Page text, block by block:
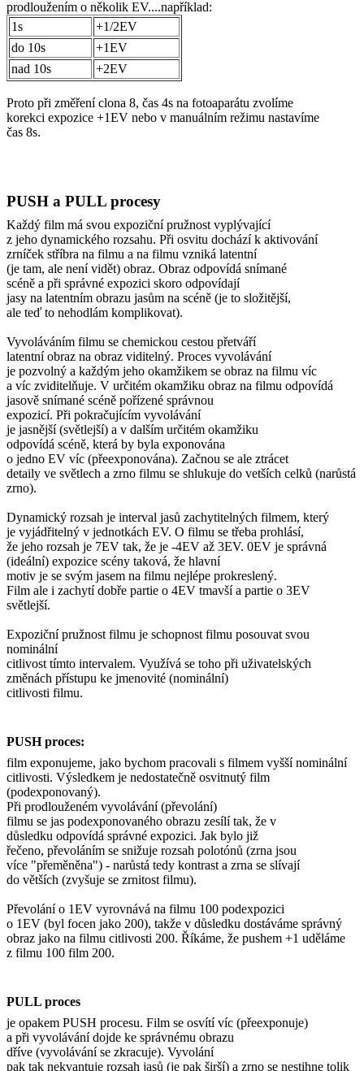
prodloužením o několik EV....například:
1s
+1/2EV
do 10s
+1EV
nad 10s
+2EV
Proto při změření clona 8, čas 4s na fotoaparátu zvolíme
korekci expozice +1EV nebo v manuálním režimu nastavíme
čas 8s.
PUSH a PULL procesy
Každý film má svou expoziční pružnost vyplývající
z jeho dynamického rozsahu. Při osvitu dochází k aktivování
zrníček stříbra na filmu a na filmu vzniká latentní
(je tam, ale není vidět) obraz. Obraz odpovídá snímané
scéně a při správné expozici skoro odpovídají
jasy na latentním obrazu jasům na scéně (je to složitější,
ale teď to nehodlám komplikovat).
Vyvoláváním filmu se chemickou cestou přetváří
latentní obraz na obraz viditelný. Proces vyvolávání
je pozvolný a každým jeho okamžikem se obraz na filmu víc
a víc zviditelňuje. V určitém okamžiku obraz na filmu odpovídá
jasově snímané scéně pořízené správnou
expozicí. Při pokračujícím vyvolávání
je jasnější (světlejší) a v dalším určitém okamžiku
odpovídá scéně, která by byla exponována
o jedno EV víc (přeexponována). Začnou se ale ztrácet
detaily ve světlech a zrno filmu se shlukuje do vetších celků (narůstá
zrno).
Dynamický rozsah je interval jasů zachytitelných filmem, který
je vyjádřitelný v jednotkách EV. O filmu se třeba prohlásí,
že jeho rozsah je 7EV tak, že je -4EV až 3EV. 0EV je správná
(ideální) expozice scény taková, že hlavní
motiv je se svým jasem na filmu nejlépe prokreslený.
Film ale i zachytí dobře partie o 4EV tmavší a partie o 3EV
světlejší.
Expoziční pružnost filmu je schopnost filmu posouvat svou
nominální
citlivost tímto intervalem. Využívá se toho při uživatelských
změnách přístupu ke jmenovité (nominální)
citlivosti filmu.
PUSH proces:
film exponujeme, jako bychom pracovali s filmem vyšší nominální
citlivosti. Výsledkem je nedostatečně osvitnutý film
(podexponovaný).
Při prodlouženém vyvolávání (převolání)
filmu se jas podexponovaného obrazu zesílí tak, že v
důsledku odpovídá správné expozici. Jak bylo již
řečeno, převoláním se snižuje rozsah polotónů (zrna jsou
více "přeměněna") - narůstá tedy kontrast a zrna se slívají
do větších (zvyšuje se zrnitost filmu).
Převolání o 1EV vyrovnává na filmu 100 podexpozici
o 1EV (byl focen jako 200), takže v důsledku dostáváme správný
obraz jako na filmu citlivosti 200. Říkáme, že pushem +1 uděláme
z filmu 100 film 200.
PULL proces
je opakem PUSH procesu. Film se osvítí víc (přeexponuje)
a při vyvolávání dojde ke správnému obrazu
dříve (vyvolávání se zkracuje). Vyvolání
pak tak nekvantuje rozsah jasů (je pak širší) a zrno se nestihne tolik